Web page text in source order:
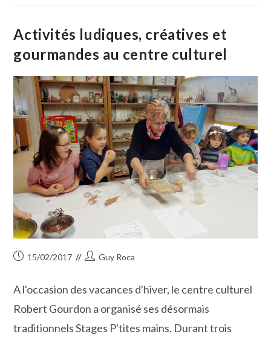
Club
Taurin
Les
Amis
La
Camargue
»
Activités ludiques, créatives et
gourmandes au centre culturel
Publication
15/02/2017
Auteur/autrice
publication :
Guy Roca
A l'occasion des vacances d'hiver, le centre culturel
Robert Gourdon a organisé ses désormais
traditionnels Stages P'tites mains. Durant trois